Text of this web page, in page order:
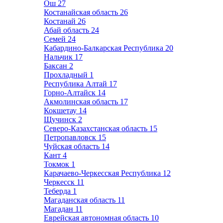
Ош 27
Костанайская область 26
Костанай 26
Абай область 24
Семей 24
Кабардино-Балкарская Республика 20
Нальчик 17
Баксан 2
Прохладный 1
Республика Алтай 17
Горно-Алтайск 14
Акмолинская область 17
Кокшетау 14
Щучинск 2
Северо-Казахстанская область 15
Петропавловск 15
Чуйская область 14
Кант 4
Токмок 1
Карачаево-Черкесская Республика 12
Черкесск 11
Теберда 1
Магаданская область 11
Магадан 11
Еврейская автономная область 10